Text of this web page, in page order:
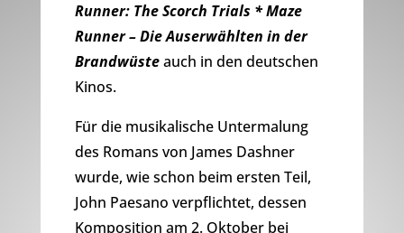
Runner: The Scorch Trials * Maze
Runner – Die Auserwählten in der
Brandwüsteauch in den deutschen
Kinos.
Für die musikalische Untermalung
des Romans von James Dashner
wurde, wie schon beim ersten Teil,
John Paesano verpflichtet, dessen
Komposition am 2. Oktober bei